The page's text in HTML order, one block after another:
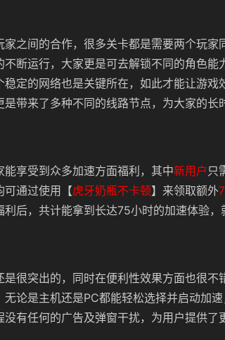
家之间的合作，很多关卡都是需要两个玩家
不断运行，大家更是可去解锁不同的角色能
稳定的网络也是关键所在，如此才能让游戏
带来了多种不同的线路节点，为大家的长
享受到众多加速方面福利，其中新用户 只
可通过使用【虎牙奶瓶不卡顿】来领取额外
后，共计能拿到长达75小时的加速体验，
很突出的，同时在便利性效果方面也很不
论是主机还是PC都能轻松选择并启动加速
有任何的广告及弹窗干扰，为用户提供了